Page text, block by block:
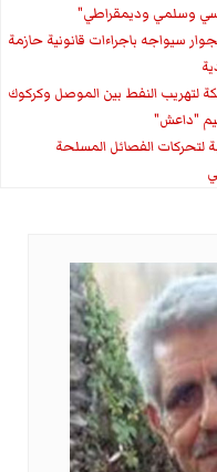
وسلمي وديمقراطي"
سيواجه باجراءات قانونية حازمة
لتهريب النفط بين الموصل وكركوك
"داعش"
لتحركات الفصائل المسلحة